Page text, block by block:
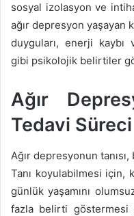
sosyal izolasyon ve
ağır depresyon yaşayan
duyguları, enerji kaybı
gibi psikolojik belirtiler
Ağır
Tedavi Süreci
Ağır depresyonun
Tanı koyulabilmesi için,
günlük yaşamını
fazla belirti göstermesi